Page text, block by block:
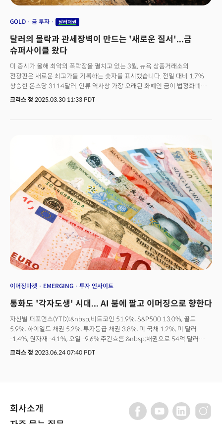
GOLD 금 투자 달러패권
달러의 몰락과 관세장벽이 만드는 '새로운 질서'...금
슈퍼사이클 왔다
미 증시가 올해 최악의 폭락장을 펼치고 있는 3월, 뉴욕 상품거래소의
전광판은 새로운 최고가를 기록하는 숫자를 표시했습니다. 전일 대비 1.7%
상승한 온스당 3114달러. 인류 역사상 가장 오래된 화폐인 금이 법정화폐와
디지털화폐의 가치가 몰락하고 있는 지금 다시 한번 그 가치를 증명하고 있는
크리스 정 2025.03.30 11:33 PDT
이머징마켓 EMERGING 투자 인사이트
통화도 '각자도생' 시대... AI 붐에 팔고 이머징으로 향한다
자산별 퍼포먼스(YTD):&nbsp;비트코인 51.9%, S&P500 13.0%, 골드
5.9%, 하이일드 채권 5.2%, 투자등급 채권 3.8%, 미 국채 1.2%, 미 달러
-1.4%, 원자재 -4.1%, 오일 -9.6%.주간흐름:&nbsp;채권으로 54억 달러
유입. 골드에서 10억 달러 유출. 주식에서 50억 달러 유출. 현금에서 139억
16억 달러가 유출되며 2023년 2월 이후 가장 큰 자금 유출. 5. 기술주: 20억
달러가 유출되며 10주 만에 가장 큰 자금 유출. 6. 파이낸셜: 10억 달러가
크리스 정 2023.06.24 07:40 PDT
회사소개